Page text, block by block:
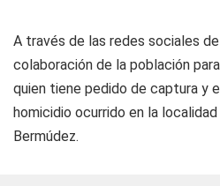
A través de las redes sociales
colaboración de la población
quien tiene pedido de captura y
homicidio ocurrido en la localidad
Bermúdez.